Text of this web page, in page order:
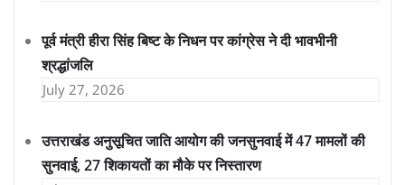
पूर्व मंत्री हीरा सिंह बिष्ट के निधन पर कांग्रेस ने दी भावभीनी
श्रद्धांजलि
July 27, 2026
उत्तराखंड अनुसूचित जाति आयोग की जनसुनवाई में 47 मामलों की
सुनवाई, 27 शिकायतों का मौके पर निस्तारण